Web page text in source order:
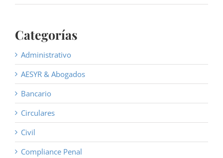
Categorías
Administrativo
AESYR & Abogados
Bancario
Circulares
Civil
Compliance Penal